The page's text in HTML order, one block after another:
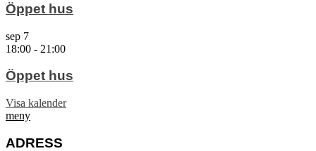
Öppet hus
sep 7
18:00 - 21:00
Öppet hus
Visa kalender
meny
ADRESS